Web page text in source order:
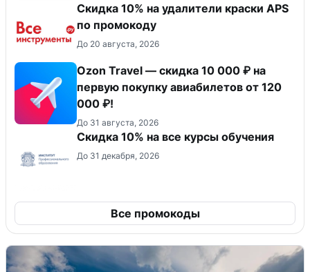
Скидка 10% на удалители краски APS
по промокоду
До 20 августа, 2026
Ozon Travel — скидка 10 000 ₽ на
первую покупку авиабилетов от 120
000 ₽!
До 31 августа, 2026
Скидка 10% на все курсы обучения
До 31 декабря, 2026
Все промокоды